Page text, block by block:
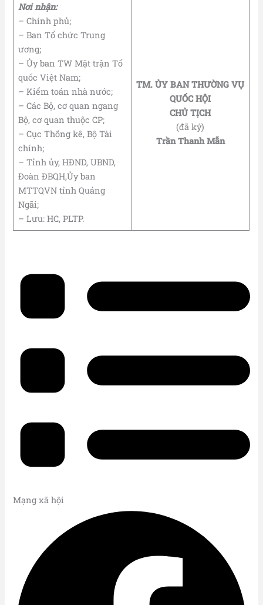
Nơi nhận:
– Chính phủ;
– Ban Tổ chức Trung
ương;
– Ủy ban TW Mặt trận Tổ
quốc Việt Nam;
– Kiểm toán nhà nước;
– Các Bộ, cơ quan ngang
Bộ, cơ quan thuộc CP;
– Cục Thống kê, Bộ Tài
chính;
– Tỉnh ủy, HĐND, UBND,
Đoàn ĐBQH,Ủy ban
MTTQVN tỉnh Quảng
Ngãi;
– Lưu: HC, PLTP.
TM. ỦY BAN THƯỜNG VỤ
QUỐC HỘI
CHỦ TỊCH
(đã ký)
Trần Thanh Mẫn
Mạng xã hội